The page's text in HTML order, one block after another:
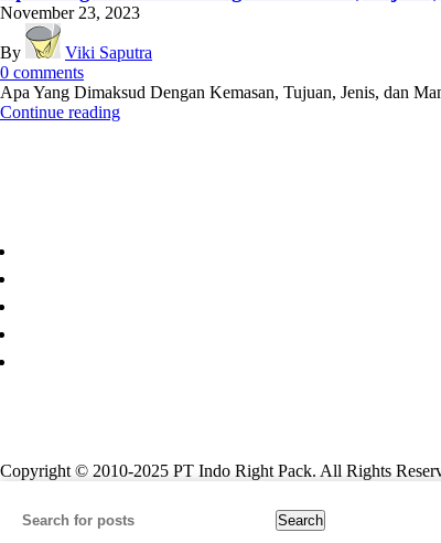
November 23, 2023
By
Viki Saputra
0 comments
Apa Yang Dimaksud Dengan Kemasan, Tujuan, Jenis, dan
Continue reading
Copyright © 2010-2025 PT Indo Right Pack. All Rights
Search